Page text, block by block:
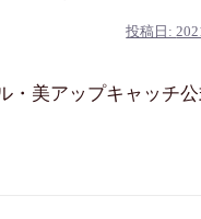
投稿日:
・美アップキャッチ